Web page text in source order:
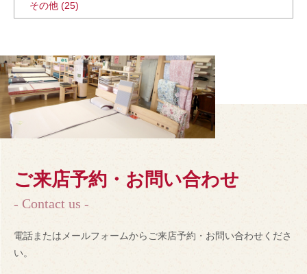
その他 (25)
ご来店予約・お問い合わせ
- Contact us -
電話またはメールフォームからご来店予約・お問い合わせくださ
い。